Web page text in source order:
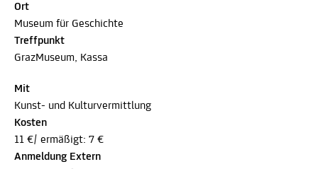
Ort
Museum für Geschichte
Treffpunkt
GrazMuseum, Kassa
Mit
Kunst- und Kulturvermittlung
Kosten
11 €/ ermäßigt: 7 €
Anmeldung Extern